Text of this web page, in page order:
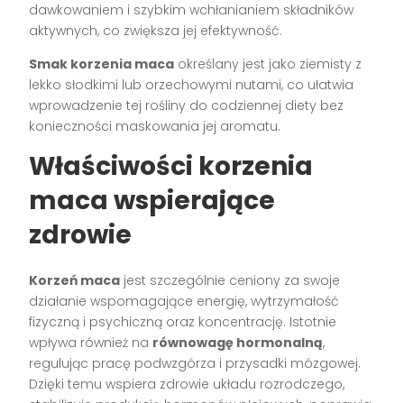
dawkowaniem i szybkim wchłanianiem składników
aktywnych, co zwiększa jej efektywność.
Smak korzenia maca określany jest jako ziemisty z
lekko słodkimi lub orzechowymi nutami, co ułatwia
wprowadzenie tej rośliny do codziennej diety bez
konieczności maskowania jej aromatu.
Właściwości korzenia
maca wspierające
zdrowie
Korzeń maca jest szczególnie ceniony za swoje
działanie wspomagające energię, wytrzymałość
fizyczną i psychiczną oraz koncentrację. Istotnie
wpływa również na równowagę hormonalną,
regulując pracę podwzgórza i przysadki mózgowej.
Dzięki temu wspiera zdrowie układu rozrodczego,